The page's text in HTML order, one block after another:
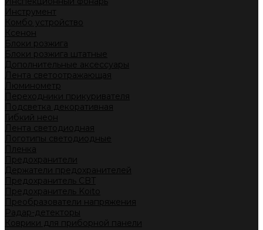
Инструмент
Комбо устройство
Ксенон
Блоки розжига
Блоки розжига штатные
Дополнительные аксессуары
Лента светоотражающая
Люминометр
Переходники прикуривателя
Подсветка декоративная
Гибкий неон
Лента светодиодная
Логотипы светодиодные
Пленка
Предохранители
Держатели предохранителей
Предохранитель CBT
Предохранитель Koito
Преобразователи напряжения
Радар-детекторы
Коврики для приборной панели